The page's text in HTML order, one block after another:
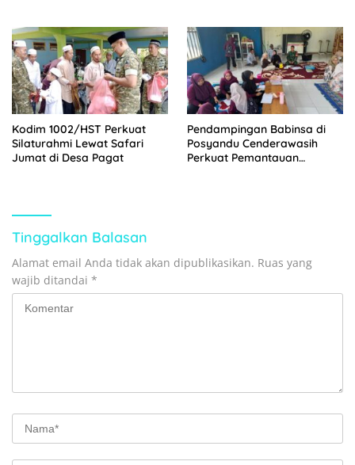
Kodim 1002/HST Perkuat
Silaturahmi Lewat Safari
Jumat di Desa Pagat
Pendampingan Babinsa di
Posyandu Cenderawasih
Perkuat Pemantauan
Tinggalkan Balasan
Alamat email Anda tidak akan dipublikasikan. Ruas yang
wajib ditandai *